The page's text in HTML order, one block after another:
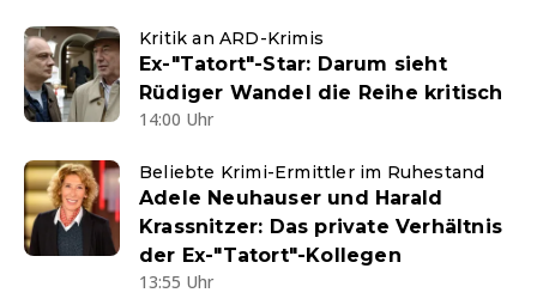
Kritik an ARD-Krimis
Ex-"Tatort"-Star: Darum sieht
Rüdiger Wandel die Reihe kritisch
14:00 Uhr
Beliebte Krimi-Ermittler im Ruhestand
Adele Neuhauser und Harald
Krassnitzer: Das private Verhältnis
der Ex-"Tatort"-Kollegen
13:55 Uhr